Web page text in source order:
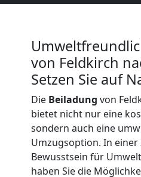
von Feldkirch
Setzen Sie auf
Die Beiladung von
bietet nicht nur eine
sondern auch eine
Umzugsoption. In einer
Bewusstsein für
haben Sie die
LKW
Möbellift
Feldkirch